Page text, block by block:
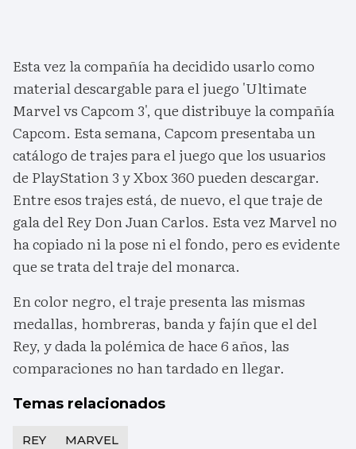
Esta vez la compañía ha decidido usarlo como
material descargable para el juego 'Ultimate
Marvel vs Capcom 3', que distribuye la compañía
Capcom. Esta semana, Capcom presentaba un
catálogo de trajes para el juego que los usuarios
de PlayStation 3 y Xbox 360 pueden descargar.
Entre esos trajes está, de nuevo, el que traje de
gala del Rey Don Juan Carlos. Esta vez Marvel no
ha copiado ni la pose ni el fondo, pero es evidente
que se trata del traje del monarca.
En color negro, el traje presenta las mismas
medallas, hombreras, banda y fajín que el del
Rey, y dada la polémica de hace 6 años, las
comparaciones no han tardado en llegar.
Temas relacionados
REY MARVEL